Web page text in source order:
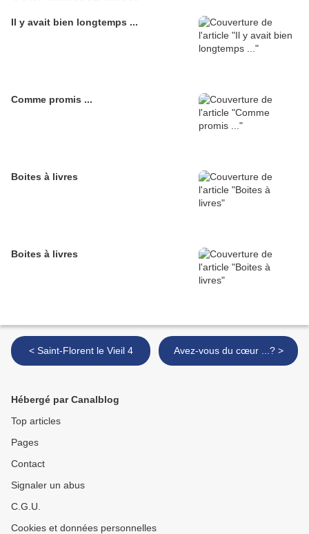
Il y avait bien longtemps ...
Comme promis ...
Boites à livres
Boites à livres
< Saint-Florent le Vieil 4 Avez-vous du cœur ...? >
Hébergé par Canalblog
Top articles
Pages
Contact
Signaler un abus
C.G.U.
Cookies et données personnelles